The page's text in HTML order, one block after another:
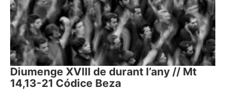
Diumenge XVIII de durant l’any // Mt
14,13-21 Códice Beza